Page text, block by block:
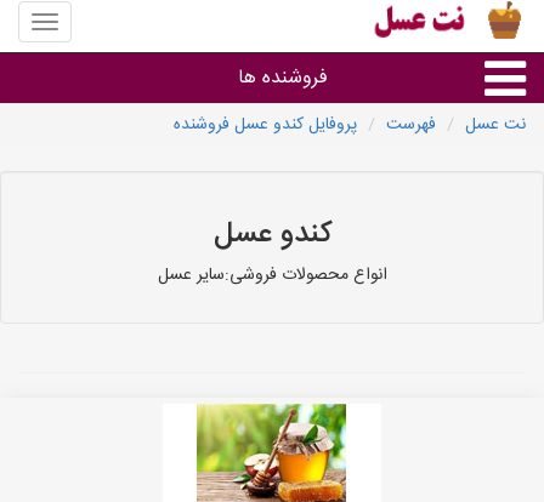
منوی
سایت
عسل
فروشنده ها
استان ها
نت عسل فهرست پروفایل کندو عسل فروشنده
کندو عسل
انواع محصولات فروشی:سایر عسل